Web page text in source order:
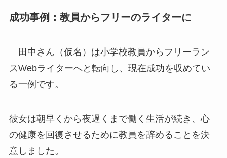
成功事例：教員からフリーのライターに
田中さん（仮名）は小学校教員からフリーラン
スWebライターへと転向し、現在成功を収めてい
る一例です。
彼女は朝早くから夜遅くまで働く生活が続き、心
の健康を回復させるために教員を辞めることを決
意しました。